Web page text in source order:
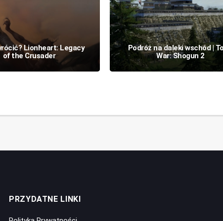
Lionheart: Legacy
of the Crusader
Podróż na daleki wschód |
War: Shogun 2
PRZYDATNE LINKI